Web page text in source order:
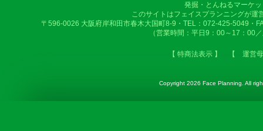
発掘・とんねるマーケ
このサイトはフェイスプランニングが運
〒596-0026 大阪府岸和田市春木大国町8-9・TEL：072-425-5049・
（営業時間：平日9：00～17：00
【 特商法表示 】 【 運営
Copyright 2026 Face Planning. All